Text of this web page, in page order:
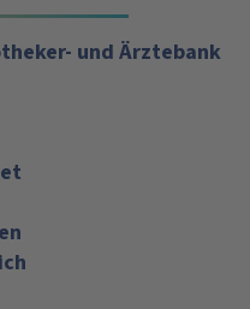
und Ärztebank